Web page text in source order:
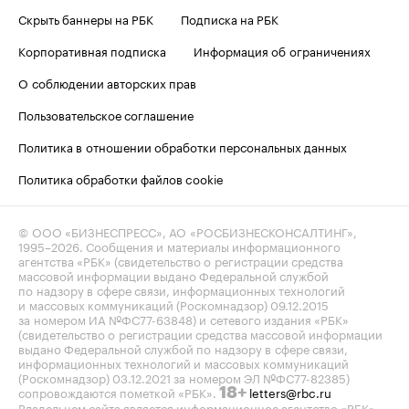
Скрыть баннеры на РБК
Подписка на РБК
Корпоративная подписка
Информация об ограничениях
О соблюдении авторских прав
Пользовательское соглашение
Политика в отношении обработки персональных данных
Политика обработки файлов cookie
© ООО «БИЗНЕСПРЕСС», АО «РОСБИЗНЕСКОНСАЛТИНГ»,
1995–2026 . Сообщения и материалы информационного
агентства «РБК» (свидетельство о регистрации средства
массовой информации выдано Федеральной службой
по надзору в сфере связи, информационных технологий
и массовых коммуникаций (Роскомнадзор) 09.12.2015
за номером ИА №ФС77-63848) и сетевого издания «РБК»
(свидетельство о регистрации средства массовой информации
выдано Федеральной службой по надзору в сфере связи,
информационных технологий и массовых коммуникаций
(Роскомнадзор) 03.12.2021 за номером ЭЛ №ФС77-82385)
сопровождаются пометкой «РБК». 18+ letters@rbc.ru